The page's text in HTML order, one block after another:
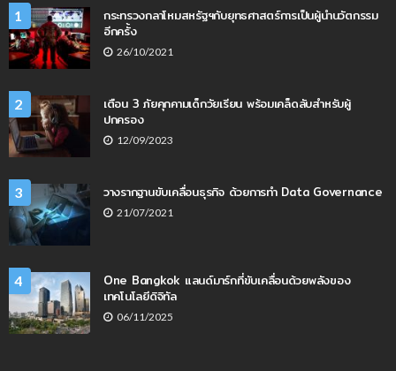
1
กระทรวงกลาโหมสหรัฐฯกับยุทธศาสตร์การเป็นผู้นำนวัตกรรม
อีกครั้ง
26/10/2021
2
เตือน 3 ภัยคุกคามเด็กวัยเรียน พร้อมเคล็ดลับสำหรับผู้
ปกครอง
12/09/2023
3 วางรากฐานขับเคลื่อนธุรกิจ ด้วยการทำ Data Governance
21/07/2021
4
One Bangkok แลนด์มาร์กที่ขับเคลื่อนด้วยพลังของ
เทคโนโลยีดิจิทัล
06/11/2025